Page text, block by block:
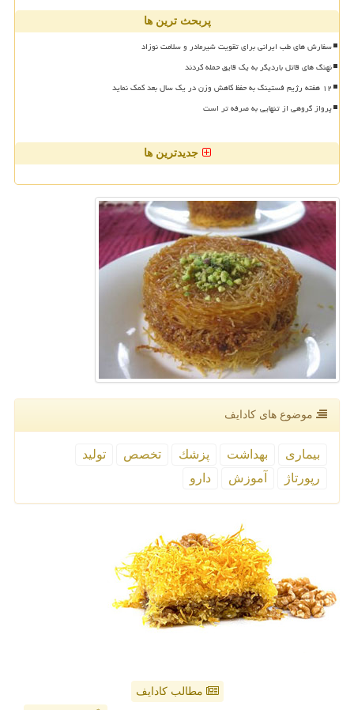
پربحث ترین ها
سفارش های طب ایرانی برای تقویت شیرمادر و سلامت نوزاد
نهنگ های قاتل باردیگر به یک قایق حمله کردند
۱۲ هفته رژیم فستینگ به حفظ کاهش وزن در یک سال بعد کمک نماید
پرواز گروهی از تنهایی به صرفه تر است
جدیدترین ها
موضوع های كادایف
بیماری بهداشت پزشك تخصص
تولید
رپورتاژ
آموزش دارو
مطالب کادایف